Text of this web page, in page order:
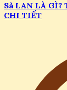
Sà LAN LÀ GÌ?
CHI TIẾT